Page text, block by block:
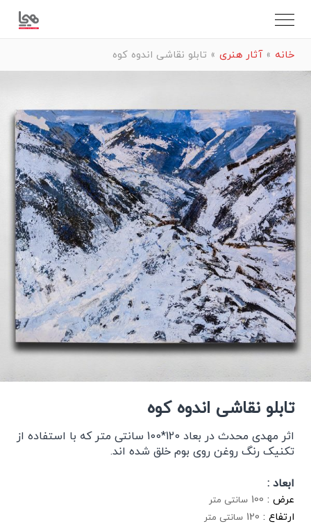
خانه »آثار هنری » تابلو نقاشی اندوه کوه
تابلو نقاشی اندوه کوه
اثر مهدی محدث در بعاد 120*100 سانتی متر که با استفاده از
تکنیک رنگ روغن روی بوم خلق شده اند.
ابعاد :
عرض : 100 سانتی متر
ارتفاع : 120 سانتی متر